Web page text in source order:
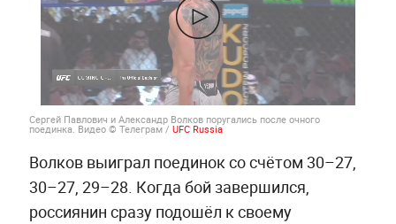
Сергей Павлович и Александр Волков поругались после очного
поединка. Видео © Телеграм / UFC Russia
Волков выиграл поединок со счётом 30–27,
30–27, 29–28. Когда бой завершился,
россиянин сразу подошёл к своему